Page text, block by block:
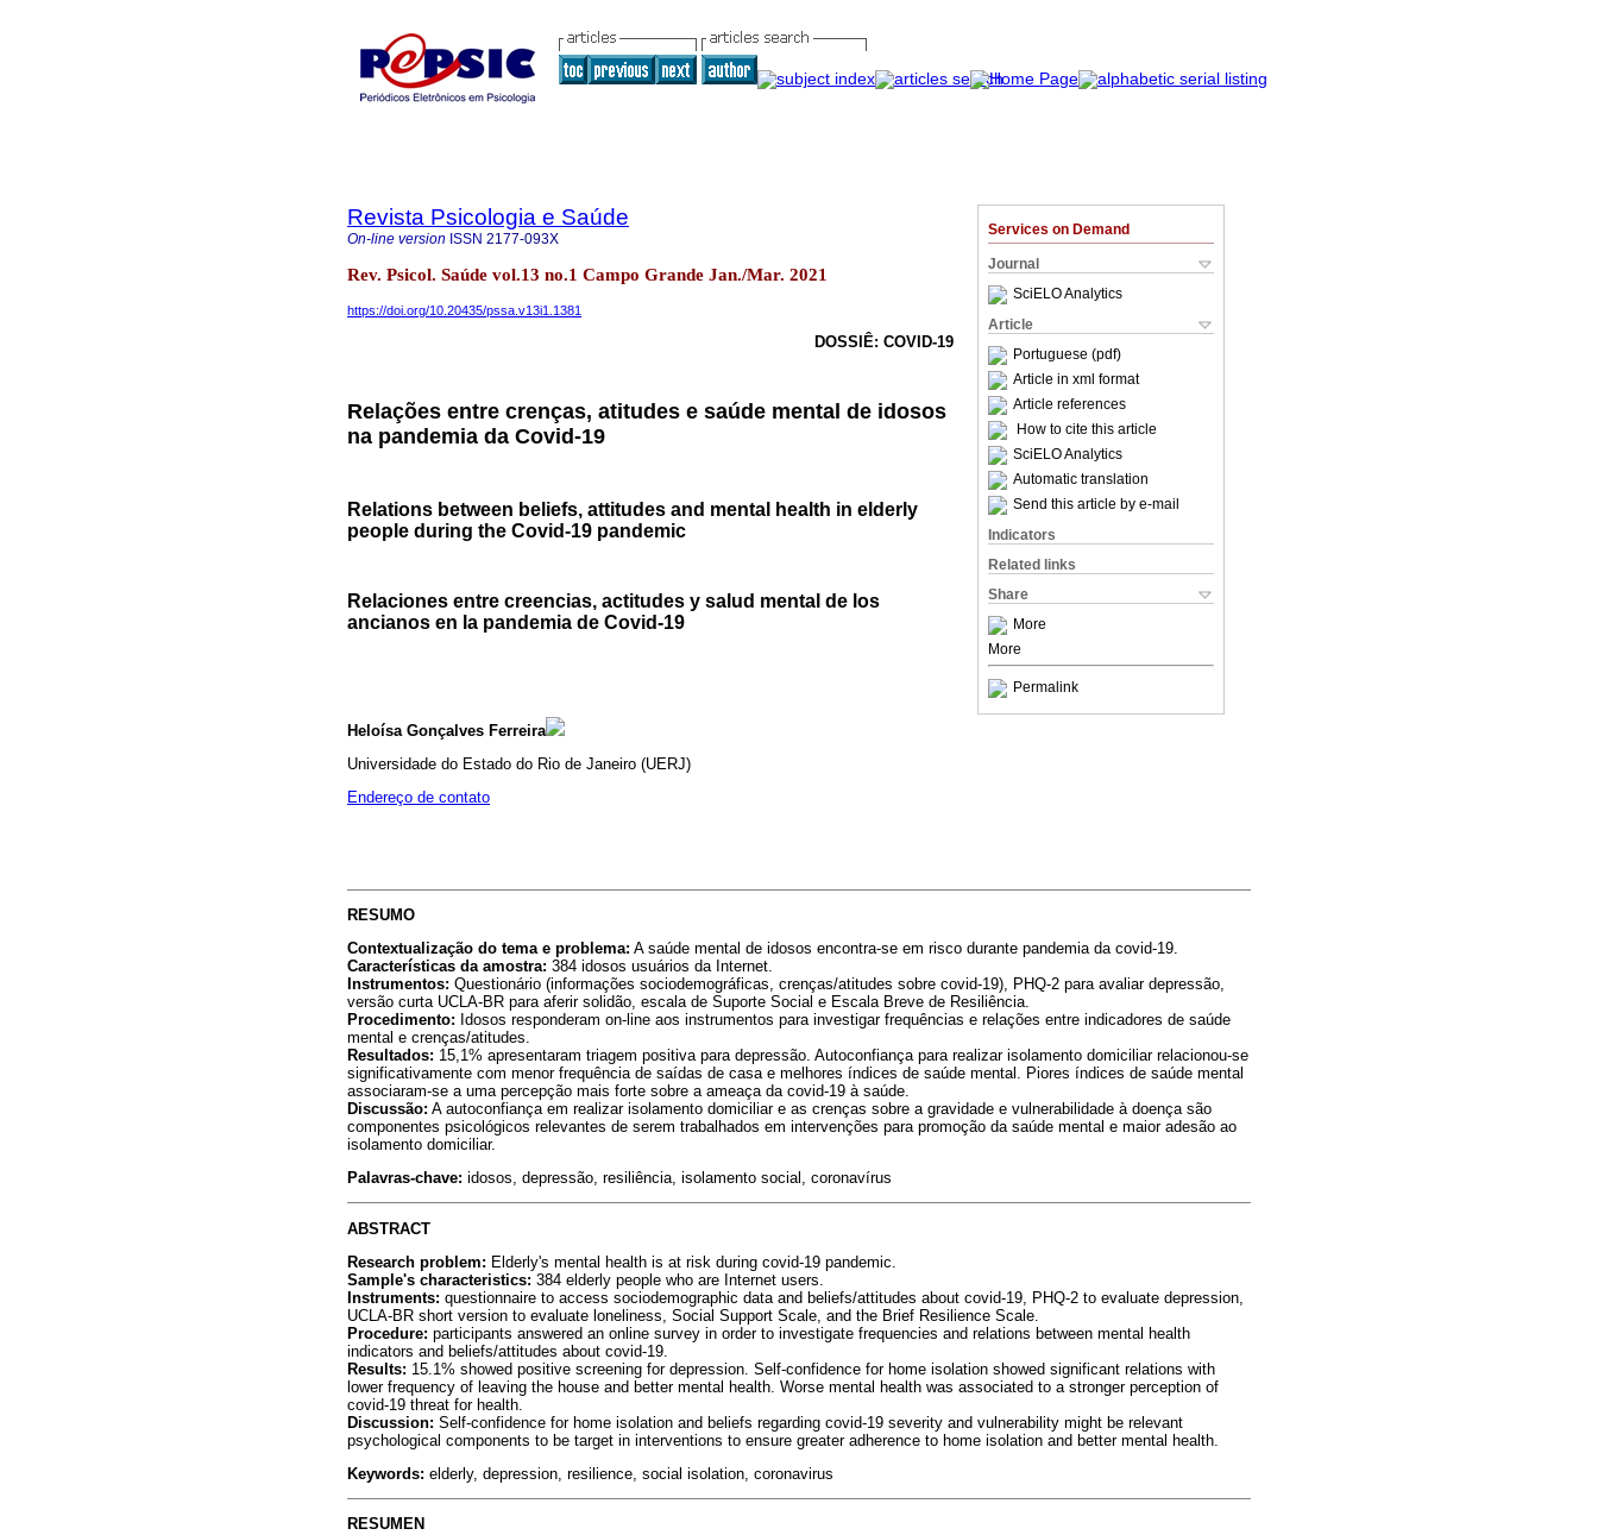
Services on Demand
Journal
SciELO Analytics
Article
Portuguese (pdf)
Article in xml format
Article references
How to cite this article
SciELO Analytics
Automatic translation
Send this article by e-mail
Indicators
Related links
Share
More
More
Permalink
Revista Psicologia e Saúde
On-line version ISSN 2177-093X
Rev. Psicol. Saúde vol.13 no.1 Campo Grande Jan./Mar. 2021
https://doi.org/10.20435/pssa.v13i1.1381
DOSSIÊ: COVID-19
Relações entre crenças, atitudes e saúde mental de idosos
na pandemia da Covid-19
Relations between beliefs, attitudes and mental health in elderly
people during the Covid-19 pandemic
Relaciones entre creencias, actitudes y salud mental de los
ancianos en la pandemia de Covid-19
Heloísa Gonçalves Ferreira
Universidade do Estado do Rio de Janeiro (UERJ)
Endereço de contato
RESUMO
Contextualização do tema e problema: A saúde mental de idosos encontra-se em risco durante pandemia da covid-19.
Características da amostra: 384 idosos usuários da Internet.
Instrumentos: Questionário (informações sociodemográficas, crenças/atitudes sobre covid-19), PHQ-2 para avaliar depressão,
versão curta UCLA-BR para aferir solidão, escala de Suporte Social e Escala Breve de Resiliência.
Procedimento: Idosos responderam on-line aos instrumentos para investigar frequências e relações entre indicadores de saúde
mental e crenças/atitudes.
Resultados: 15,1% apresentaram triagem positiva para depressão. Autoconfiança para realizar isolamento domiciliar relacionou-se
significativamente com menor frequência de saídas de casa e melhores índices de saúde mental. Piores índices de saúde mental
associaram-se a uma percepção mais forte sobre a ameaça da covid-19 à saúde.
Discussão: A autoconfiança em realizar isolamento domiciliar e as crenças sobre a gravidade e vulnerabilidade à doença são
componentes psicológicos relevantes de serem trabalhados em intervenções para promoção da saúde mental e maior adesão ao
isolamento domiciliar.
Palavras-chave: idosos, depressão, resiliência, isolamento social, coronavírus
ABSTRACT
Research problem: Elderly's mental health is at risk during covid-19 pandemic.
Sample's characteristics: 384 elderly people who are Internet users.
Instruments: questionnaire to access sociodemographic data and beliefs/attitudes about covid-19, PHQ-2 to evaluate depression,
UCLA-BR short version to evaluate loneliness, Social Support Scale, and the Brief Resilience Scale.
Procedure: participants answered an online survey in order to investigate frequencies and relations between mental health
indicators and beliefs/attitudes about covid-19.
Results: 15.1% showed positive screening for depression. Self-confidence for home isolation showed significant relations with
lower frequency of leaving the house and better mental health. Worse mental health was associated to a stronger perception of
covid-19 threat for health.
Discussion: Self-confidence for home isolation and beliefs regarding covid-19 severity and vulnerability might be relevant
psychological components to be target in interventions to ensure greater adherence to home isolation and better mental health.
Keywords: elderly, depression, resilience, social isolation, coronavirus
RESUMEN